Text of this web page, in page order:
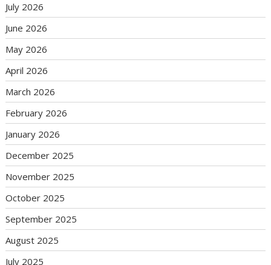
July 2026
June 2026
May 2026
April 2026
March 2026
February 2026
January 2026
December 2025
November 2025
October 2025
September 2025
August 2025
July 2025